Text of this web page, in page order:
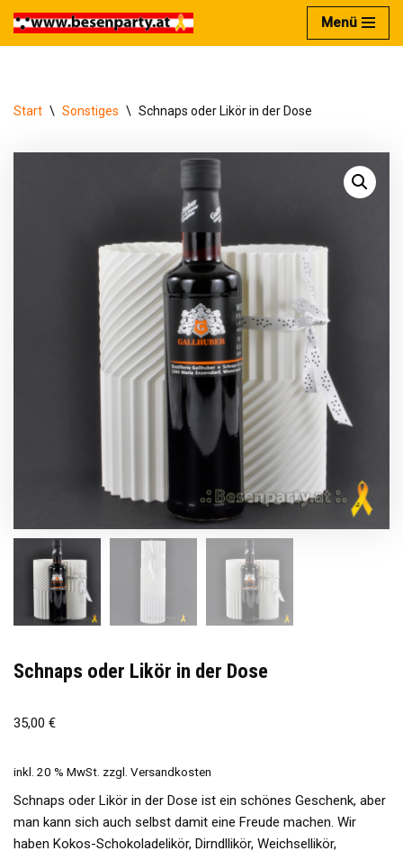
Zum
Menü
Start \ Sonstiges \ Schnaps oder Likör in der Dose
Schnaps oder Likör in der Dose
35,00 €
inkl. 20 % MwSt. zzgl. Versandkosten
Schnaps oder Likör in der Dose ist ein schönes Geschenk, aber
man kann sich auch selbst damit eine Freude machen. Wir
haben Kokos-Schokoladelikör, Dirndllikör, Weichsellikör,